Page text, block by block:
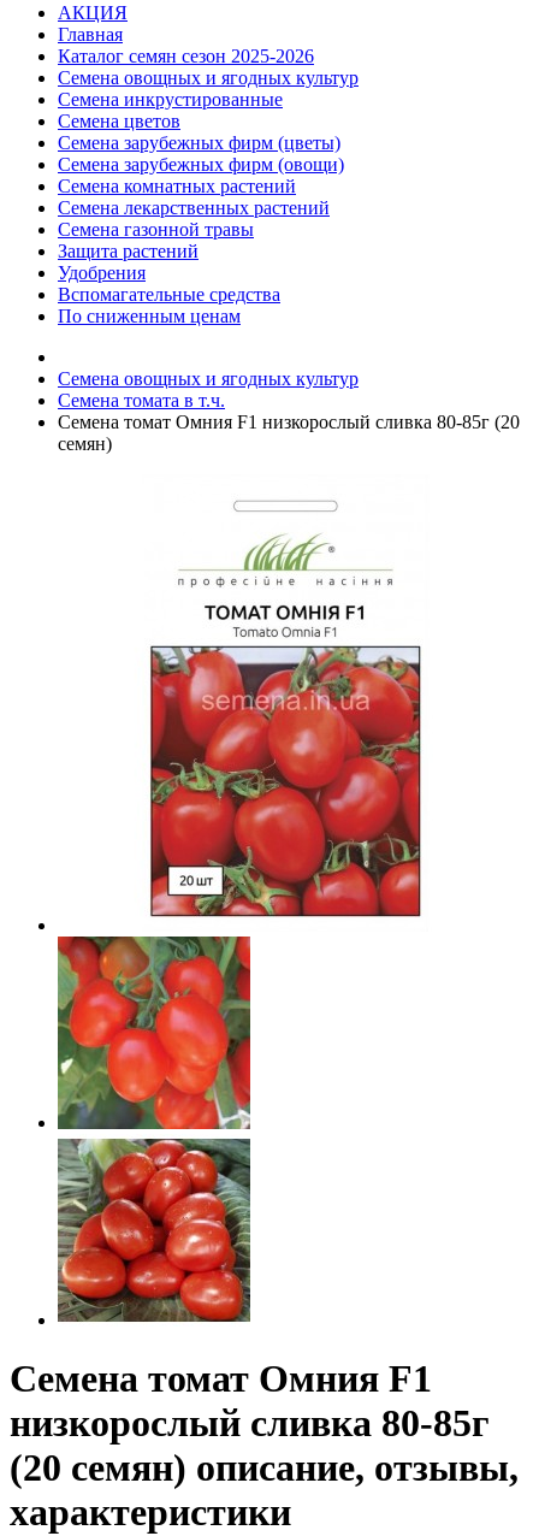
АКЦИЯ
Главная
Каталог семян сезон 2025-2026
Семена овощных и ягодных культур
Семена инкрустированные
Семена цветов
Семена зарубежных фирм (цветы)
Семена зарубежных фирм (овощи)
Семена комнатных растений
Семена лекарственных растений
Семена газонной травы
Защита растений
Удобрения
Вспомагательные средства
По сниженным ценам
Семена овощных и ягодных культур
Семена томата в т.ч.
Семена томат Омния F1 низкорослый сливка 80-85г (20
семян)
Семена томат Омния F1
низкорослый сливка 80-85г
(20 семян) описание, отзывы,
характеристики